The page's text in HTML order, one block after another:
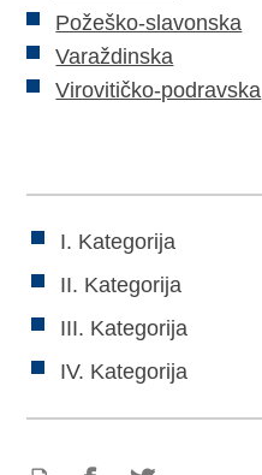
Požeško-slavonska
Varaždinska
Virovitičko-podravska
I. Kategorija
II. Kategorija
III. Kategorija
IV. Kategorija